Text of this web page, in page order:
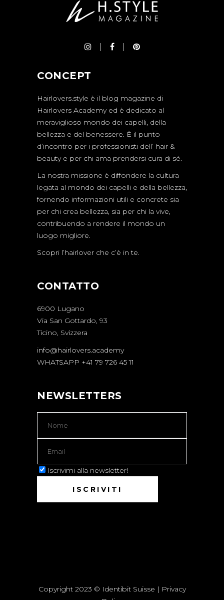
CONCEPT
Hairlovers.style è il blog magazine di
Hairlovers Academy ed è dedicato al
meraviglioso mondo dei capelli, della
bellezza e del benessere. È il punto
d’incontro per i professionisti dell’ hair &
beauty e per chi ama prendersi cura di sé.
La nostra missione è diffondere la cultura
legata al mondo dei capelli e della bellezza,
fornendo informazioni utili e concrete sia
per chi crea bellezza, sia per chi la vive,
contribuendo a rendere il mondo un
luogo migliore.
Scopri l’hairlover che c’è in te.
CONTATTO
6900 Lugano
Via San Gottardo, 93
Ticino, Svizzera
info@hairlovers.academy
WHATSAPP +41 79 726 45 11
NEWSLETTERS
Iscrivimi alla newsletter!
Copyright 2023 © Identibit Suisse | Privacy